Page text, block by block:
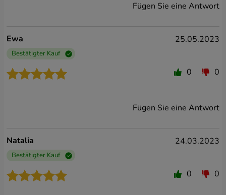
Fügen Sie eine Antwort
Ewa
Bestätigter Kauf
25.05.2023
0 0
Fügen Sie eine Antwort
Natalia
Bestätigter Kauf
24.03.2023
0 0